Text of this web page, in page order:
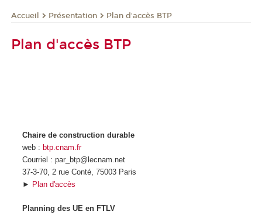
Accueil Présentation Plan d'accès BTP
Plan d'accès BTP
Chaire de construction durable
web : btp.cnam.fr
Courriel : par_btp@lecnam.net
37-3-70, 2 rue Conté, 75003 Paris
► Plan d'accès
Planning des UE en FTLV